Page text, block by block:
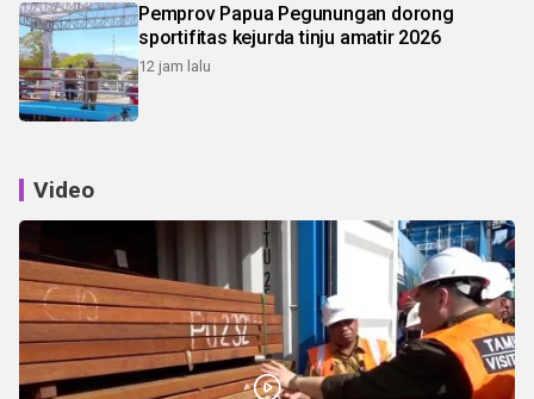
Pemprov Papua Pegunungan dorong
sportifitas kejurda tinju amatir 2026
12 jam lalu
Video